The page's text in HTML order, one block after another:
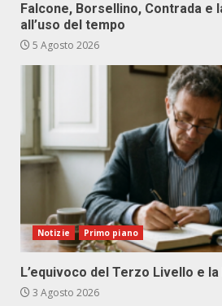
Falcone, Borsellino, Contrada e
all’uso del tempo
5 Agosto 2026
Notizie Primo piano
L’equivoco del Terzo Livello e
3 Agosto 2026